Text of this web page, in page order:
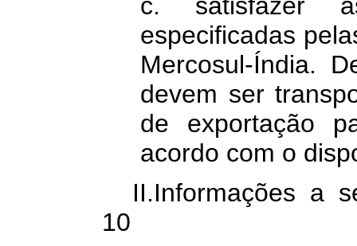
especificadas
Mercosul-Índia.
devem ser
de exportação
acordo com o
II.Informações a
10